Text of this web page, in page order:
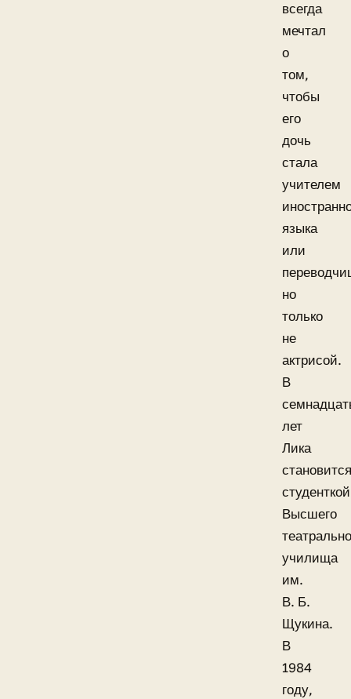
всегда
мечтал
о
том,
чтобы
его
дочь
стала
учителем
языка
или
но
только
не
актрисой.
В
лет
Лика
становится
студенткой
Высшего
училища
им.
В. Б.
Щукина.
В
1984
году,